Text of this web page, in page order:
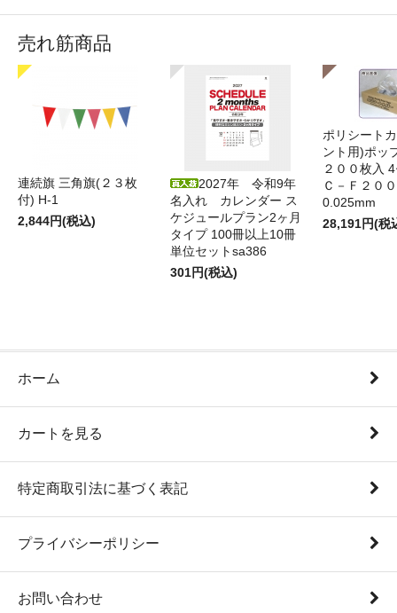
売れ筋商品
連続旗 三角旗(２３枚
付) H-1
2,844円(税込)
2027年 令和9年
名入れ カレンダー ス
ケジュールプラン2ヶ月
タイプ 100冊以上10冊
単位セットsa386
301円(税込)
ポリシート
ント用)ポッ
２００枚入
Ｃ－Ｆ２０
0.025mm
28,191円(税
ホーム
カートを見る
特定商取引法に基づく表記
プライバシーポリシー
お問い合わせ